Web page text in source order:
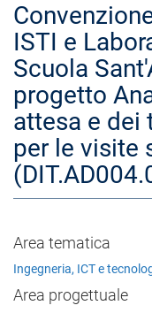
ISTI e
Scuola
progetto
attesa e dei
per le visite
Area tematica
Ingegneria, ICT e
Area progettuale